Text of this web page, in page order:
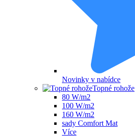
Novinky v nabídce
Topné rohože
80 W/m2
100 W/m2
160 W/m2
sady Comfort Mat
Více